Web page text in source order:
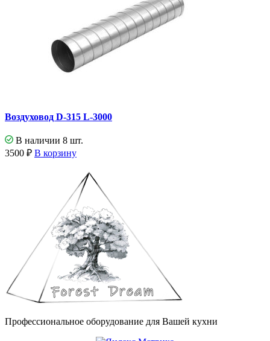
Воздуховод D-315 L-3000
В наличии 8 шт.
3500 ₽ В корзину
Профессиональное оборудование для Вашей кухни